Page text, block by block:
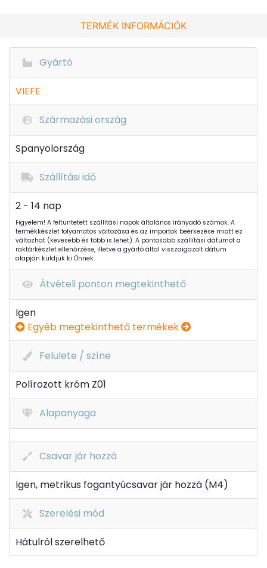
TERMÉK INFORMÁCIÓK
Gyártó
VIEFE
Származási ország
Spanyolország
Szállítási idő
2 - 14 nap
Figyelem! A feltüntetett szállítási napok általános irányadó számok. A
termékkészlet folyamatos változása és az importok beérkezése miatt ez
változhat (kevesebb és több is lehet). A pontosabb szállítási dátumot a
raktárkészlet ellenőrzése, illetve a gyártó által visszaigazolt dátum
alapján küldjük ki Önnek.
Átvételi ponton megtekinthető
Igen
Egyéb megtekinthető termékek
Felülete / színe
Polírozott króm Z01
Alapanyaga
Csavar jár hozzá
Igen, metrikus fogantyúcsavar jár hozzá (M4)
Szerelési mód
Hátulról szerelhető